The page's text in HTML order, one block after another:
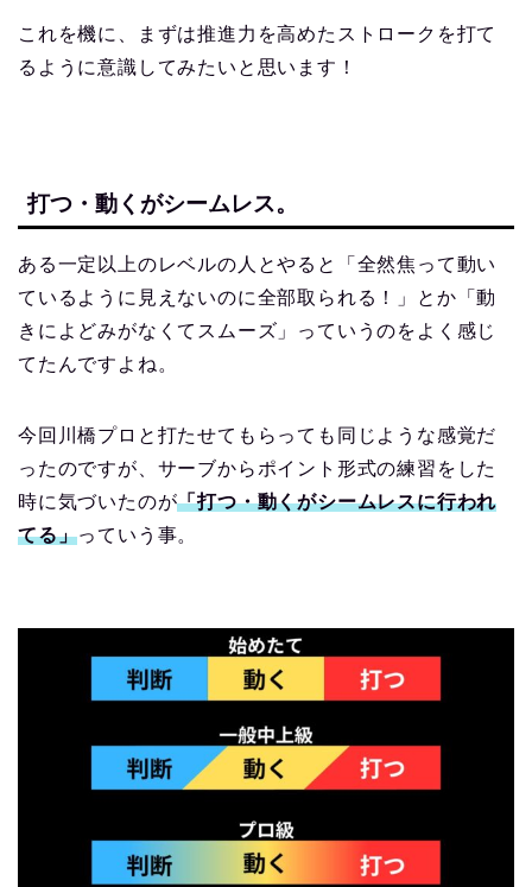
これを機に、まずは推進力を高めたストロークを打て
るように意識してみたいと思います！
打つ・動くがシームレス。
ある一定以上のレベルの人とやると「全然焦って動い
ているように見えないのに全部取られる！」とか「動
きによどみがなくてスムーズ」っていうのをよく感じ
てたんですよね。
今回川橋プロと打たせてもらっても同じような感覚だ
ったのですが、サーブからポイント形式の練習をした
時に気づいたのが「打つ・動くがシームレスに行われ
てる」っていう事。